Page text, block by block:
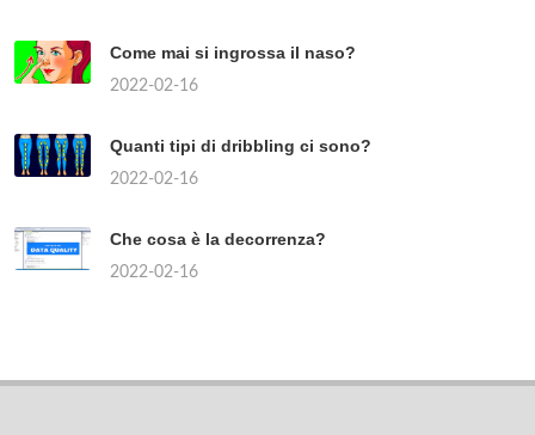
Come mai si ingrossa il naso?
2022-02-16
Quanti tipi di dribbling ci sono?
2022-02-16
Che cosa è la decorrenza?
2022-02-16